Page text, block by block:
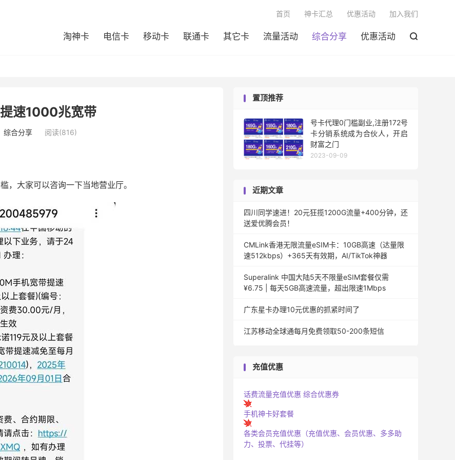
淘神卡 电信卡 移动卡 联通卡 其它卡 流量活动 综合分享 优惠活动 
首页 神卡汇总 优惠活动 加入我们
速1000兆宽带
综合分享 阅读(816)
，大家可以咨询一下当地营业厅。
置顶推荐
号卡代理0门槛副业,注册172号
卡分销系统成为合伙人，开启
财富之门
2023-09-09
近期文章
四川同学速进！20元狂揽1200G流量+400分钟，还
送爱优腾会员！
CMLink香港无限流量eSIM卡：10GB高速（达量限
速512kbps）+365天有效期，AI/TikTok神器
Superalink 中国大陆5天不限量eSIM套餐仅需
¥6.75 | 每天5GB高速流量，超出限速1Mbps
广东星卡办理10元优惠的抓紧时间了
江苏移动全球通每月免费领取50-200条短信
充值优惠
话费流量充值优惠 综合优惠券
手机神卡好套餐
各类会员充值优惠（充值优惠、会员优惠、多多助
力、投票、代挂等）